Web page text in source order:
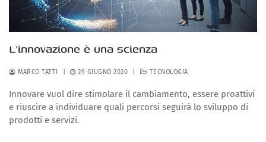
L’innovazione è una scienza
MARCO TATTI 29 GIUGNO 2020 TECNOLOGIA
Innovare vuol dire stimolare il cambiamento, essere proattivi
e riuscire a individuare quali percorsi seguirà lo sviluppo di
prodotti e servizi.